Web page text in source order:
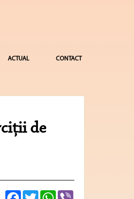
ACTUAL CONTACT
de
FacebookTwitterWhatsApp